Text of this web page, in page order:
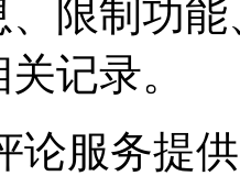
限制功
记录。
论服务提